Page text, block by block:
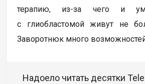
терапию, из-за чего и
с глиобластомой живут не
Заворотнюк много
Надоело читать десятки